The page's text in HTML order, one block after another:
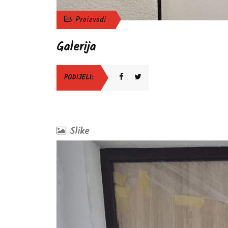
Proizvodi
Galerija
PODIJELI:
Slike
Prethodna